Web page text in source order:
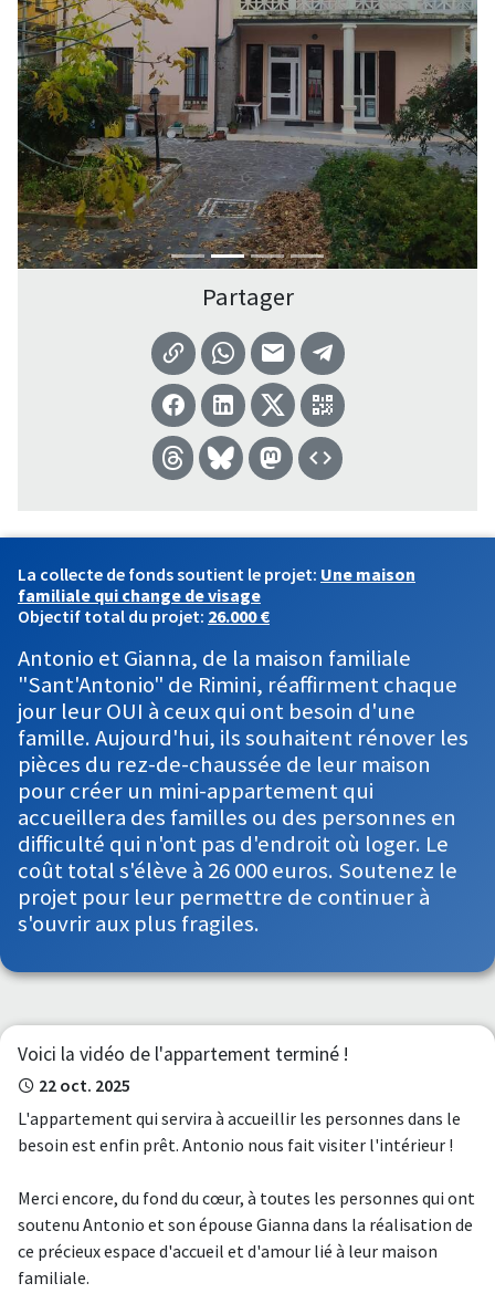
Partager
La collecte de fonds soutient le projet: Une maison
familiale qui change de visage
Objectif total du projet: 26.000 €
Antonio et Gianna, de la maison familiale
"Sant'Antonio" de Rimini, réaffirment chaque
jour leur OUI à ceux qui ont besoin d'une
famille. Aujourd'hui, ils souhaitent rénover les
pièces du rez-de-chaussée de leur maison
pour créer un mini-appartement qui
accueillera des familles ou des personnes en
difficulté qui n'ont pas d'endroit où loger. Le
coût total s'élève à 26 000 euros. Soutenez le
projet pour leur permettre de continuer à
s'ouvrir aux plus fragiles.
Voici la vidéo de l'appartement terminé !
22 oct. 2025
L'appartement qui servira à accueillir les personnes dans le
besoin est enfin prêt. Antonio nous fait visiter l'intérieur !
Merci encore, du fond du cœur, à toutes les personnes qui ont
soutenu Antonio et son épouse Gianna dans la réalisation de
ce précieux espace d'accueil et d'amour lié à leur maison
familiale.